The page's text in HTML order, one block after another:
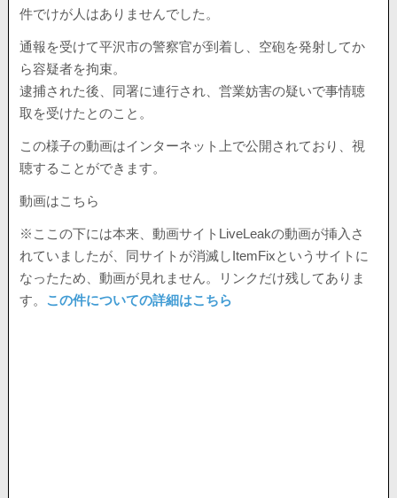
件でけが人はありませんでした。
通報を受けて平沢市の警察官が到着し、空砲を発射してか
ら容疑者を拘束。
逮捕された後、同署に連行され、営業妨害の疑いで事情聴
取を受けたとのこと。
この様子の動画はインターネット上で公開されており、視
聴することができます。
動画はこちら
※ここの下には本来、動画サイトLiveLeakの動画が挿入さ
れていましたが、同サイトが消滅しItemFixというサイトに
なったため、動画が見れません。リンクだけ残してありま
す。 この件についての詳細はこちら